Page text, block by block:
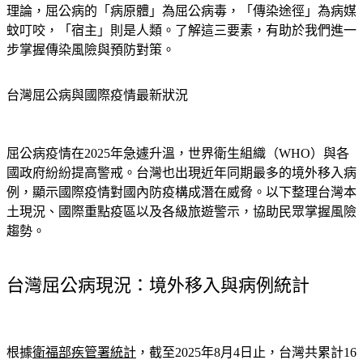
理論，屈公病的「病原體」為屈公病毒，「傳染途徑」為病媒
蚊叮咬，「宿主」則是人類。了解這三要素，有助於我們進一
步掌握傳染風險與預防對策。
台灣屈公病與國際疫情最新狀況
屈公病疫情在2025年急遽升溫，世界衛生組織（WHO）與各
國政府紛紛提高警戒。台灣也出現近年同期最多的境外移入病
例，顯示國際疫情對國內防疫構成潛在威脅。以下整理台灣本
土現況、國際重點疫區以及各級旅遊警示，協助民眾掌握風險
趨勢。
台灣屈公病現況：境外移入與病例統計
根據衛福部疾管署統計 ，截至2025年8月4日止，台灣共累計16